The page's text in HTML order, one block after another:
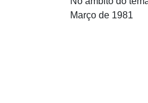
Março de 1981